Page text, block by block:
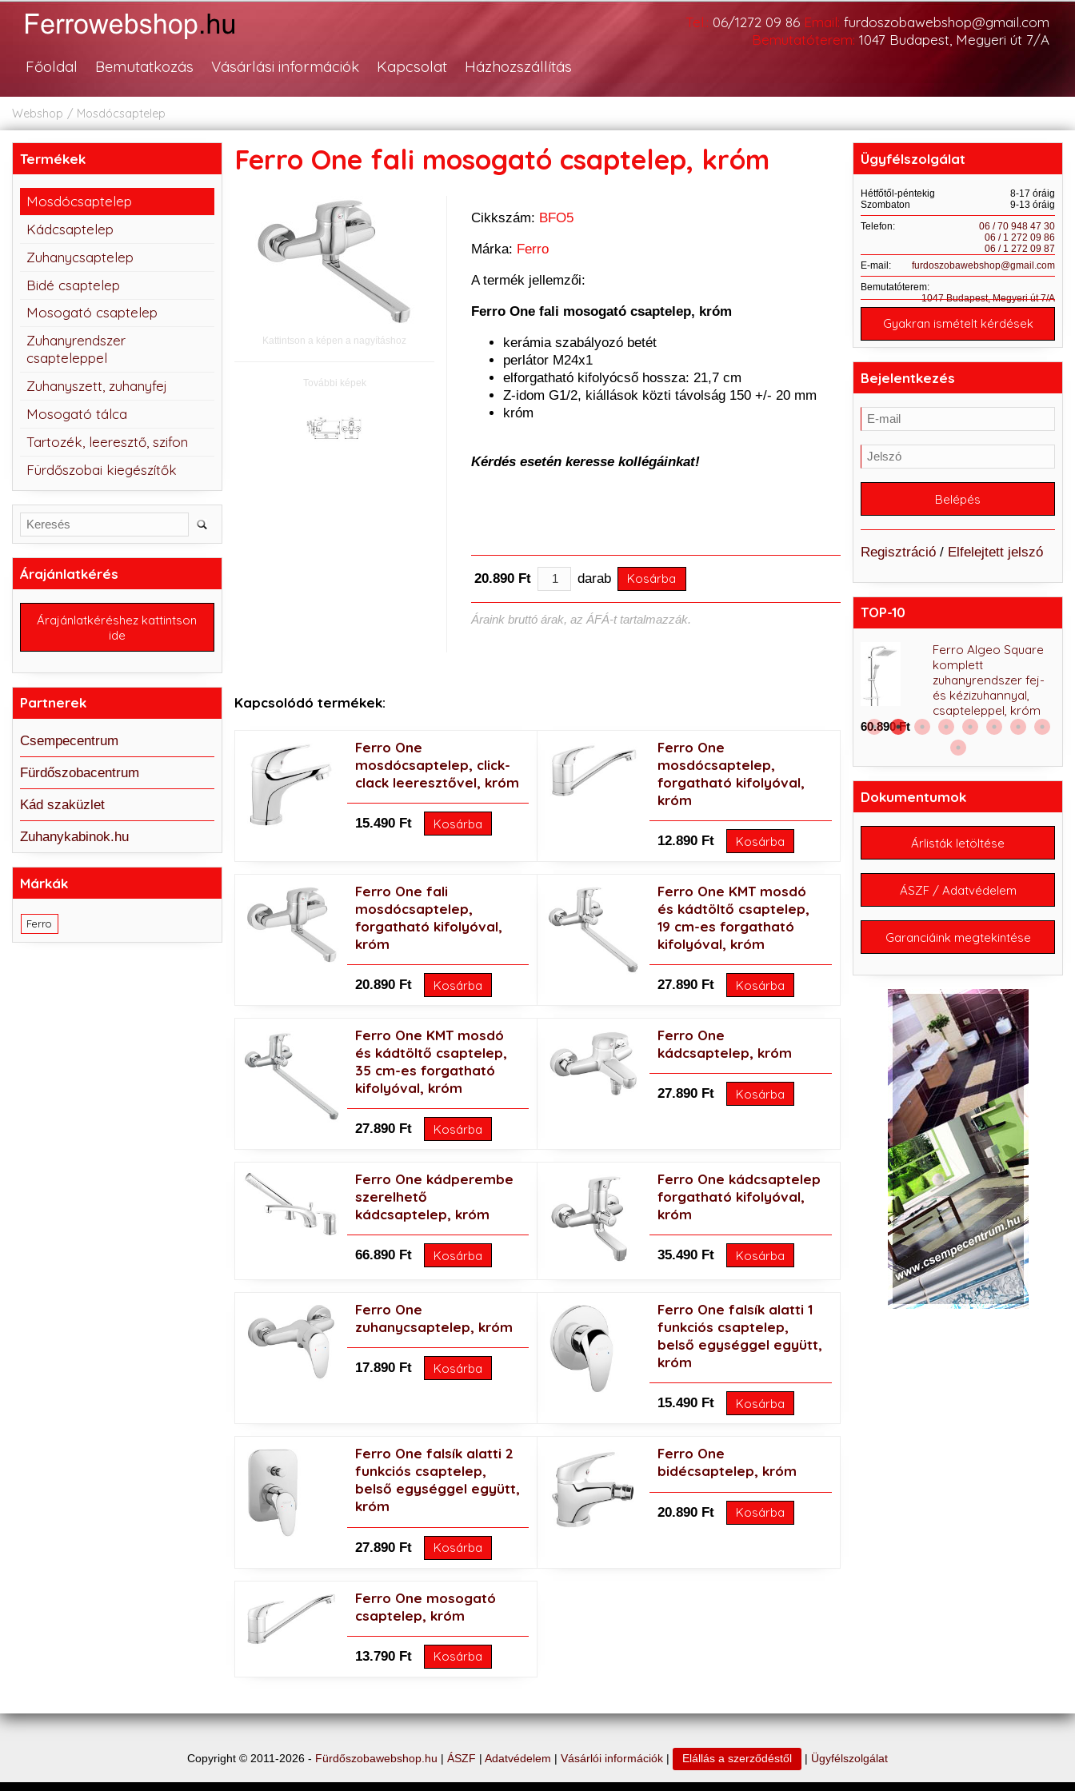
Tel.: 06/1272 09 86 Email: furdoszobawebshop@gmail.com
Bemutatóterem: 1047 Budapest, Megyeri út 7/A
Főoldal Bemutatkozás Vásárlási információk Kapcsolat Házhozszállítás
Webshop Mosdócsaptelep
Ferro One fali mosogató csaptelep, króm
Kattintson a képen a nagyításhoz
További képek
Cikkszám: BFO5
Márka: Ferro
A termék jellemzői:
Ferro One fali mosogató csaptelep, króm
kerámia szabályozó betét
perlátor M24x1
elforgatható kifolyócső hossza: 21,7 cm
Z-idom G1/2, kiállások közti távolság 150 +/- 20 mm
króm
Kérdés esetén keresse kollégáinkat!
20.890 Ft darab Kosárba
Áraink bruttó árak, az ÁFÁ-t tartalmazzák.
Kapcsolódó termékek:
Ferro One
mosdócsaptelep, click-
clack leeresztővel, króm
15.490 Ft Kosárba
Ferro One
mosdócsaptelep,
forgatható kifolyóval,
króm
12.890 Ft Kosárba
Ferro One fali
mosdócsaptelep,
forgatható kifolyóval,
króm
20.890 Ft Kosárba
Ferro One KMT mosdó
és kádtöltő csaptelep,
19 cm-es forgatható
kifolyóval, króm
27.890 Ft Kosárba
Ferro One KMT mosdó
és kádtöltő csaptelep,
35 cm-es forgatható
kifolyóval, króm
27.890 Ft Kosárba
Ferro One
kádcsaptelep, króm
27.890 Ft Kosárba
Ferro One kádperembe
szerelhető
kádcsaptelep, króm
66.890 Ft Kosárba
Ferro One kádcsaptelep
forgatható kifolyóval,
króm
35.490 Ft Kosárba
Ferro One
zuhanycsaptelep, króm
17.890 Ft Kosárba
Ferro One falsík alatti 1
funkciós csaptelep,
belső egységgel együtt,
króm
15.490 Ft Kosárba
Ferro One falsík alatti 2
funkciós csaptelep,
belső egységgel együtt,
króm
27.890 Ft Kosárba
Ferro One
bidécsaptelep, króm
20.890 Ft Kosárba
Ferro One mosogató
csaptelep, króm
13.790 Ft Kosárba
Termékek
Mosdócsaptelep
Kádcsaptelep
Zuhanycsaptelep
Bidé csaptelep
Mosogató csaptelep
Zuhanyrendszer
csapteleppel
Zuhanyszett, zuhanyfej
Mosogató tálca
Tartozék, leeresztő, szifon
Fürdőszobai kiegészítők
Árajánlatkérés
Árajánlatkéréshez kattintson
ide
Partnerek
Csempecentrum
Fürdőszobacentrum
Kád szaküzlet
Zuhanykabinok.hu
Márkák
Ferro
Ügyfélszolgálat
Hétfőtől-péntekig
8-17 óráig
Szombaton
9-13 óráig
Telefon:
06 / 70 948 47 30
06 / 1 272 09 86
06 / 1 272 09 87
E-mail:
furdoszobawebshop@gmail.com
Bemutatóterem:
1047 Budapest, Megyeri út 7/A
Gyakran ismételt kérdések
Bejelentkezés
Regisztráció/ Elfelejtett jelszó
TOP-10
Ferro Algeo Square
komplett
zuhanyrendszer fej-
és kézizuhannyal,
csapteleppel, króm
60.890 Ft
Dokumentumok
Árlisták letöltése
ÁSZF / Adatvédelem
Garanciáink megtekintése
Copyright © 2011-2026 - Fürdőszobawebshop.hu ÁSZF Adatvédelem Vásárlói információk Elállás a szerződéstől Ügyfélszolgálat